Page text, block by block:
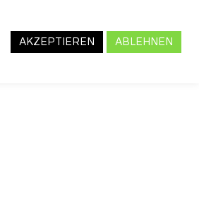
AKZEPTIEREN ABLEHNEN